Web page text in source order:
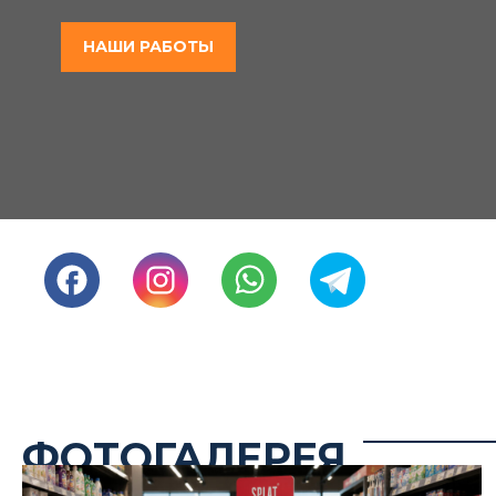
НАШИ РАБОТЫ
ФОТОГАЛЕРЕЯ